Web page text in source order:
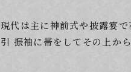
現代は主に神前式や披露宴
引 振袖に帯をしてその上か